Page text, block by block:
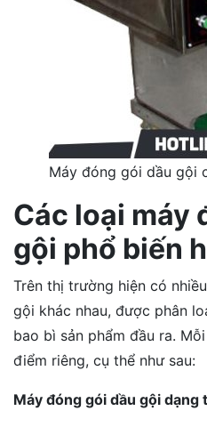
Máy đóng gói dầu gội
Các loại máy
gội phổ biến
Trên thị trường hiện có
gội khác nhau, được phân
bao bì sản phẩm đầu ra.
điểm riêng, cụ thể như sau:
Máy đóng gói dầu gội dạng